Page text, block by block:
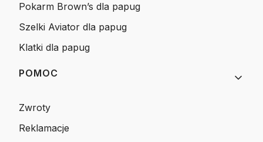
Pokarm Brown’s dla papug
Szelki Aviator dla papug
Klatki dla papug
POMOC
Zwroty
Reklamacje